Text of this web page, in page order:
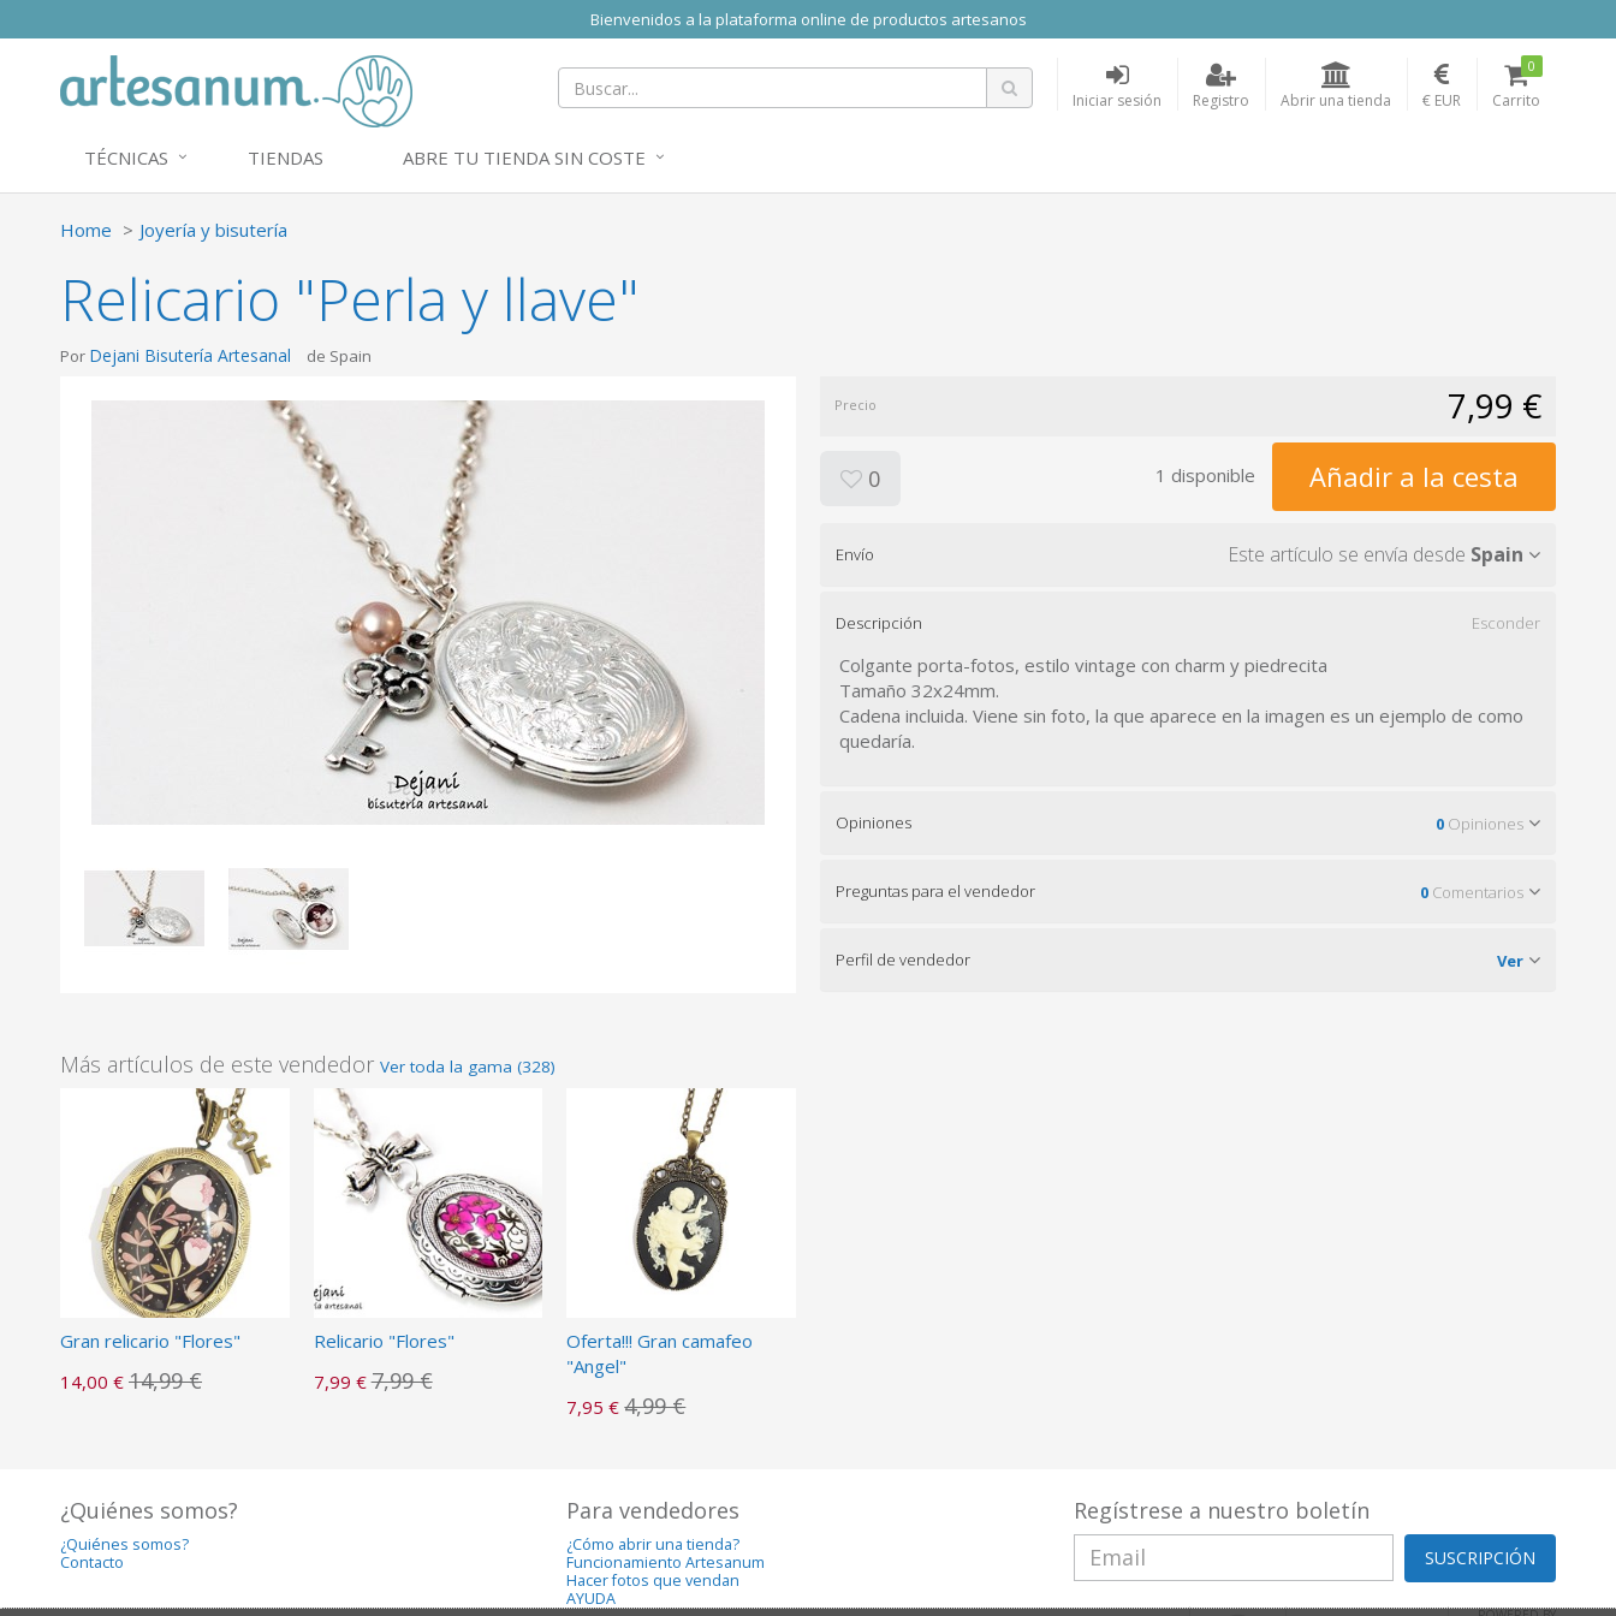
Bienvenidos a la plataforma online de productos artesanos
Iniciar sesión Registro Abrir una tienda € EUR Carrito
0
TÉCNICAS TIENDAS ABRE TU TIENDA SIN COSTE
Home Joyería y bisutería
Relicario "Perla y llave"
Por Dejani Bisutería Artesanal de Spain
Más artículos de este vendedor Ver toda la gama (328)
Gran relicario "Flores"
14,00 € 14,99 €
Relicario "Flores"
7,99 € 7,99 €
Oferta!!! Gran camafeo
"Angel"
7,95 € 4,99 €
Precio 7,99 €
0 1 disponible Añadir a la cesta
Envío Este artículo se envía desde Spain
Descripción Esconder
Colgante porta-fotos, estilo vintage con charm y piedrecita
Tamaño 32x24mm.
Cadena incluida. Viene sin foto, la que aparece en la imagen es un ejemplo de como
quedaría.
Opiniones 0 Opiniones
Preguntas para el vendedor 0 Comentarios
Perfil de vendedor Ver
¿Quiénes somos?
¿Quiénes somos?
Contacto
Para vendedores
¿Cómo abrir una tienda?
Funcionamiento Artesanum
Hacer fotos que vendan
AYUDA
Regístrese a nuestro boletín
SUSCRIPCIÓN